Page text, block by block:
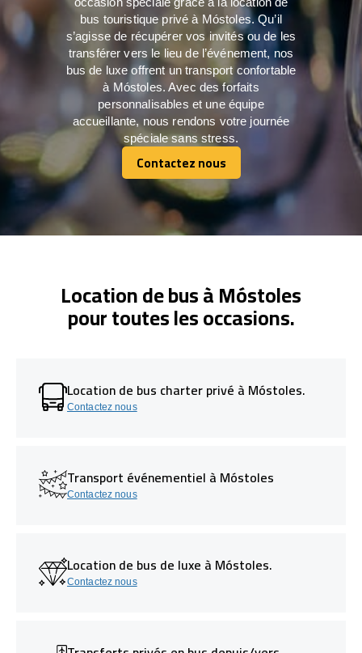
bus touristique privé à Móstoles. Qu’il
s’agisse de récupérer vos invités ou de les
transférer vers le lieu de l’événement, nos
bus de luxe offrent un transport confortable
à Móstoles. Avec des forfaits
personnalisables et une équipe
accueillante, nous rendons votre journée
spéciale sans stress.
Contactez nous
Contactez nous
Location de bus à Móstoles
pour toutes les occasions.
Location de bus charter privé à Móstoles.
Contactez nous
Transport événementiel à Móstoles
Contactez nous
Location de bus de luxe à Móstoles.
Contactez nous